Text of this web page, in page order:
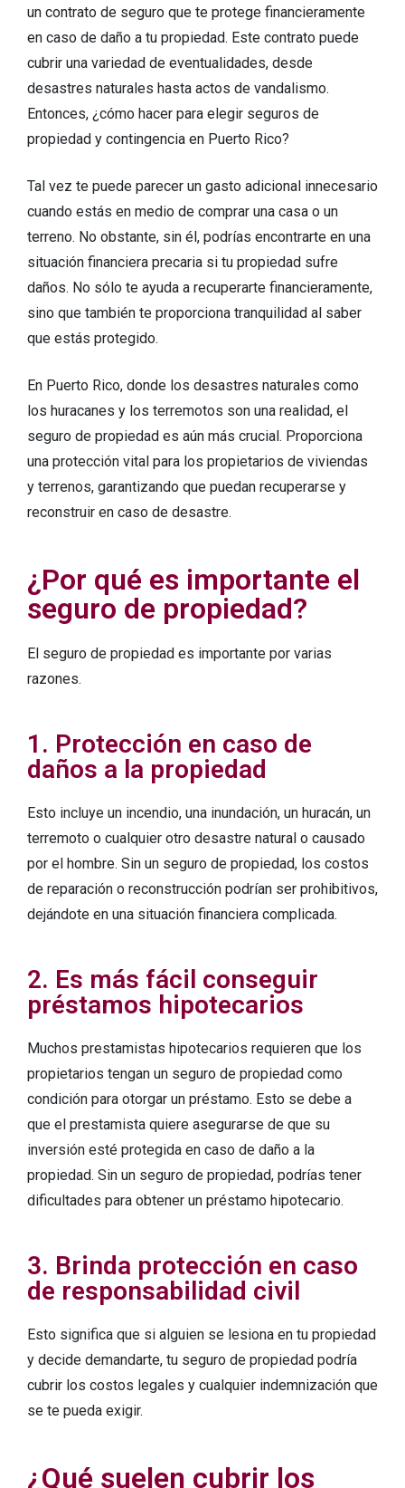
un contrato de seguro que te protege financieramente
en caso de daño a tu propiedad. Este contrato puede
cubrir una variedad de eventualidades, desde
desastres naturales hasta actos de vandalismo.
Entonces, ¿cómo hacer para elegir seguros de
propiedad y contingencia en Puerto Rico?
Tal vez te puede parecer un gasto adicional innecesario
cuando estás en medio de comprar una casa o un
terreno. No obstante, sin él, podrías encontrarte en una
situación financiera precaria si tu propiedad sufre
daños. No sólo te ayuda a recuperarte financieramente,
sino que también te proporciona tranquilidad al saber
que estás protegido.
En Puerto Rico, donde los desastres naturales como
los huracanes y los terremotos son una realidad, el
seguro de propiedad es aún más crucial. Proporciona
una protección vital para los propietarios de viviendas
y terrenos, garantizando que puedan recuperarse y
reconstruir en caso de desastre.
¿Por qué es importante el
seguro de propiedad?
El seguro de propiedad es importante por varias
razones.
1. Protección en caso de
daños a la propiedad
Esto incluye un incendio, una inundación, un huracán, un
terremoto o cualquier otro desastre natural o causado
por el hombre. Sin un seguro de propiedad, los costos
de reparación o reconstrucción podrían ser prohibitivos,
dejándote en una situación financiera complicada.
2. Es más fácil conseguir
préstamos hipotecarios
Muchos prestamistas hipotecarios requieren que los
propietarios tengan un seguro de propiedad como
condición para otorgar un préstamo. Esto se debe a
que el prestamista quiere asegurarse de que su
inversión esté protegida en caso de daño a la
propiedad. Sin un seguro de propiedad, podrías tener
dificultades para obtener un préstamo hipotecario.
3. Brinda protección en caso
de responsabilidad civil
Esto significa que si alguien se lesiona en tu propiedad
y decide demandarte, tu seguro de propiedad podría
cubrir los costos legales y cualquier indemnización que
se te pueda exigir.
¿Qué suelen cubrir los